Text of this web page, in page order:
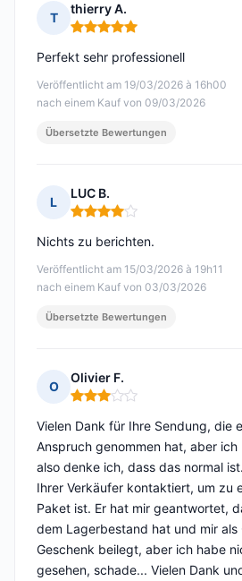
T
thierry A.
Hinweis: 5 von 5
Veröffentlicht am 19/03/2026 à 16h00
nach einem Kauf von 09/03/2026
Perfekt sehr professionell
Übersetzte Bewertungen
L
LUC B.
Hinweis: 4 von 5
Veröffentlicht am 15/03/2026 à 19h11
nach einem Kauf von 03/03/2026
Nichts zu berichten.
Übersetzte Bewertungen
O
Olivier F.
Hinweis: 3 von 5
Vielen Dank für Ihre Sendung, die
Anspruch genommen hat, aber
also denke ich, dass das normal
Ihrer Verkäufer kontaktiert, um zu
Paket ist. Er hat mir geantwortet,
dem Lagerbestand hat und mir als
Geschenk beilegt, aber ich habe
gesehen, schade... Vielen Dank